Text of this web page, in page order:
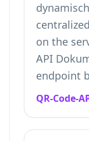
on the
API
endpoint
QR-Code-